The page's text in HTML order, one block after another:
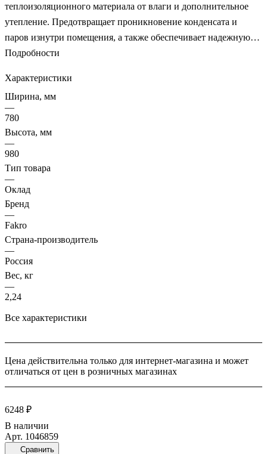
теплоизоляционного материала от влаги и дополнительное
утепление. Предотвращает проникновение конденсата и
паров изнутри помещения, а также обеспечивает надежную
защиту от осадков снаружи. Высокоэффективный утеплитель
характеристикам превосходит практически все натуральные и
искусственные синтетические материалы. Соединительная
лента на бутилкаучуковой основе обеспечивает надежное
примыкание пароизоляционной пленки к оконному коробу.
Клейкая лента на акриловой основе для устойчивого
диффузионная мембрана с высокими показателями
паропроницаемости. Пароизоляционная пленка повышенной
плотности. Дополнительное крепление пароизоляционной
пленки к оконному коробу., Факро-Р ООО, ИНН 7718187446,
Комплект окладов позволит дополнительно утеплить окно и
защитить его от влаги, осадков и водяных паров. Включает в
себя 2 специальных оклада: утепленный гидроизоляционный;
внутренний пароизоляционный; утеплитель; 2 вида
соединительных лент комплект дополнительного крепления.
Подробности
Характеристики
Ширина, мм
—
780
Высота, мм
—
980
Тип товара
—
Оклад
Бренд
—
Fakro
Страна-производитель
—
Россия
Вес, кг
—
2,24
Все характеристики
Цена действительна только для интернет-магазина и может
отличаться от цен в розничных магазинах
6248 ₽
В наличии
Арт. 1046859
Сравнить